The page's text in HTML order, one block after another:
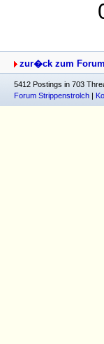
zur�ck zum Forum
5412 Postings in 703
Forum Strippenstrolch |